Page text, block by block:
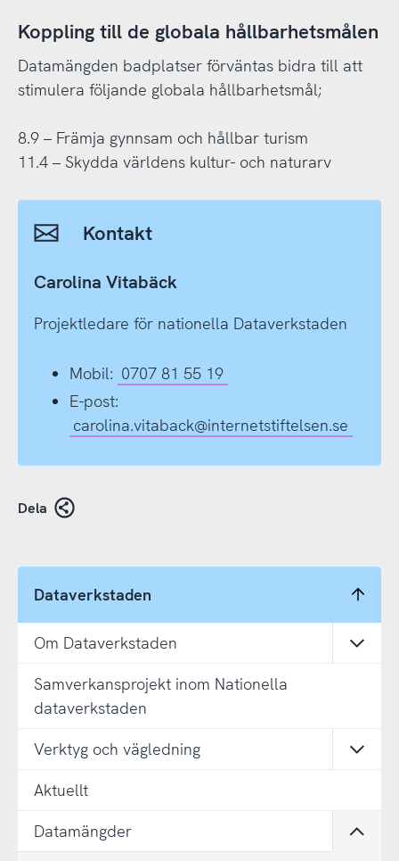
Koppling till de globala hållbarhetsmålen
Datamängden badplatser förväntas bidra till att
stimulera följande globala hållbarhetsmål;
8.9 – Främja gynnsam och hållbar turism
11.4 – Skydda världens kultur- och naturarv
Kontakt
Carolina Vitabäck
Projektledare för nationella Dataverkstaden
Mobil: 0707 81 55 19
E-post:
carolina.vitaback@internetstiftelsen.se
Dela
Dataverkstaden
Om Dataverkstaden
Samverkansprojekt inom Nationella
dataverkstaden
Verktyg och vägledning
Aktuellt
Datamängder